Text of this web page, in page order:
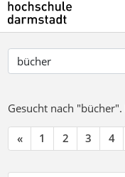
Gesucht nach "bücher".
« 1 2 3 4